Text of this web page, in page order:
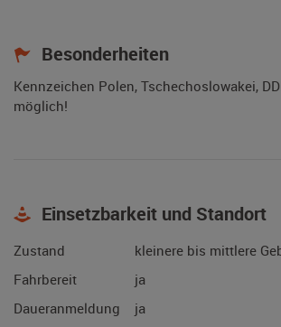
Besonderheiten
Kennzeichen Polen, Tschechoslowakei,
möglich!
Einsetzbarkeit und Standort
Zustand
kleinere bis mittlere
Fahrbereit
ja
Daueranmeldung
ja